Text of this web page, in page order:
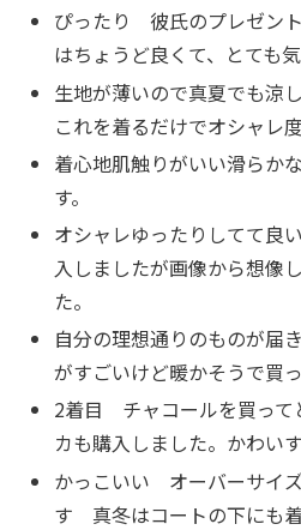
ぴったり 彼氏のプレゼン
はちょうど良くて、とても
生地が薄いので真夏でも涼
これを着るだけでオシャレ
着心地肌触りがいい滑らか
す。
オシャレゆったりしてて良
入しましたが画像から想像
た。
自分の理想通りのものが届
がすごいけど暖かそうで買
2着目 チャコールを買って
カも購入しました。かわいす
かっこいい オーバーサイ
す 真冬はコートの下にも